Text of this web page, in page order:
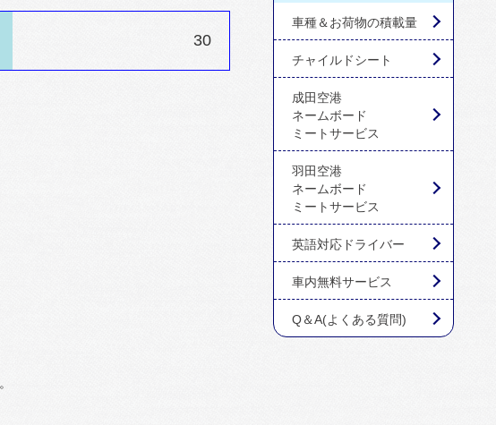
30
車種＆お荷物の積載量
チャイルドシート
成田空港
ネームボード
ミートサービス
羽田空港
ネームボード
ミートサービス
英語対応ドライバー
車内無料サービス
Q＆A(よくある質問)